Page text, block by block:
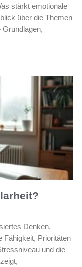
stärkt emotionale
über die Themen
Denken,
Fähigkeit, Prioritäten
und die